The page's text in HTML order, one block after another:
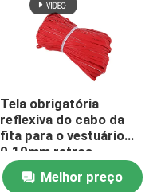
Tela obrigatória
reflexiva do cabo da
fita para o vestuário
0.19mm retros
coloridos da
segurança 0.24mm
Melhor preço